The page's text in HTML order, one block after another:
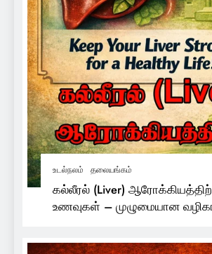
உடல்நலம் தலையங்கம்
கல்லீரல் (Liver)
உணவுகள் – முழுமையான